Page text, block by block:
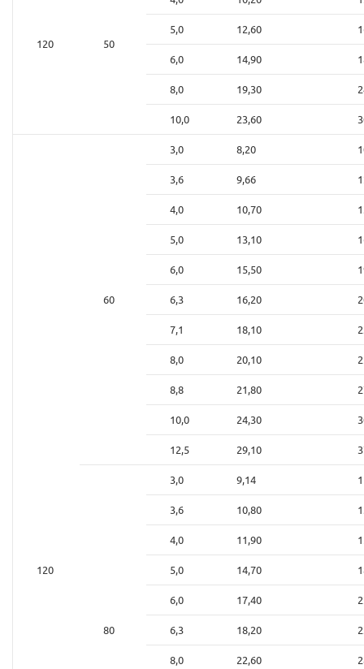
120 50
5,0 12,60
6,0 14,90
8,0 19,30
10,0 23,60
120
60
3,0 8,20
3,6 9,66
4,0 10,70
5,0 13,10
6,0 15,50
6,3 16,20
7,1 18,10
8,0 20,10
8,8 21,80
10,0 24,30
12,5 29,10
80
3,0 9,14
3,6 10,80
4,0 11,90
5,0 14,70
6,0 17,40
6,3 18,20
8,0 22,60